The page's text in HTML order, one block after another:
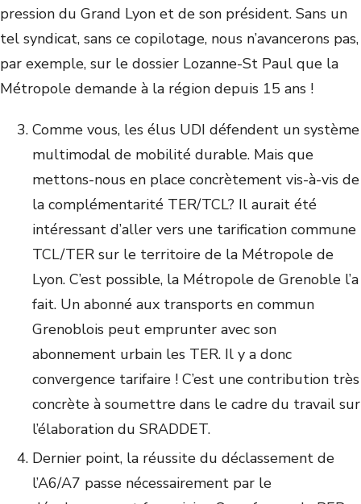
pression du Grand Lyon et de son président. Sans un
tel syndicat, sans ce copilotage, nous n’avancerons pas,
par exemple, sur le dossier Lozanne-St Paul que la
Métropole demande à la région depuis 15 ans !
Comme vous, les élus UDI défendent un système
multimodal de mobilité durable. Mais que
mettons-nous en place concrètement vis-à-vis de
la complémentarité TER/TCL? Il aurait été
intéressant d’aller vers une tarification commune
TCL/TER sur le territoire de la Métropole de
Lyon. C’est possible, la Métropole de Grenoble l’a
fait. Un abonné aux transports en commun
Grenoblois peut emprunter avec son
abonnement urbain les TER. Il y a donc
convergence tarifaire ! C’est une contribution très
concrète à soumettre dans le cadre du travail sur
l’élaboration du SRADDET.
Dernier point, la réussite du déclassement de
l’A6/A7 passe nécessairement par le